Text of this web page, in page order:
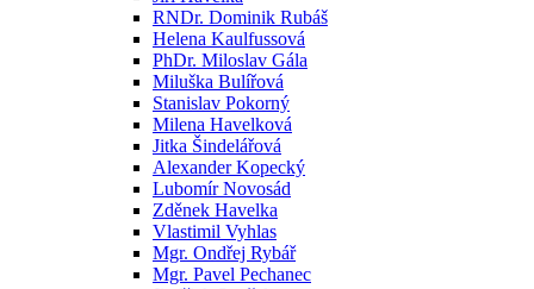
RNDr. Dominik Rubáš
Helena Kaulfussová
PhDr. Miloslav Gála
Miluška Bulířová
Stanislav Pokorný
Milena Havelková
Jitka Šindelářová
Alexander Kopecký
Lubomír Novosád
Zděnek Havelka
Vlastimil Vyhlas
Mgr. Ondřej Rybář
Mgr. Pavel Pechanec